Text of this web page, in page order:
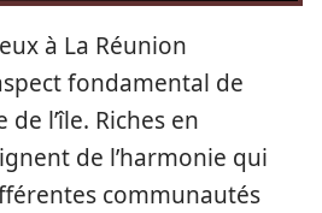
à La Réunion
fondamental de
l’île. Riches en
de l’harmonie qui
communautés